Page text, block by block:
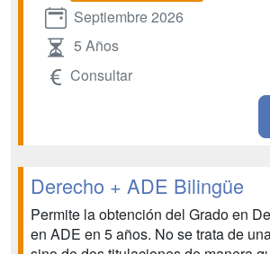
Septiembre 2026
5 Años
Consultar
Derecho + ADE Bilingüe
Permite la obtención del Grado en
en ADE en 5 años. No se trata de